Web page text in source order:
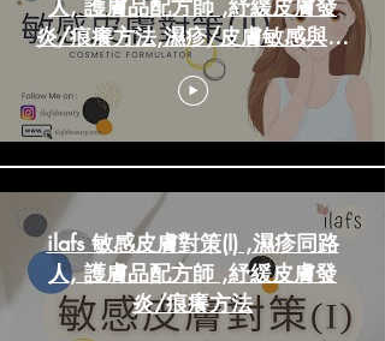
人, 護膚品配方師 ,紓緩皮膚發
炎/痕癢方法,濕疹/皮膚敏感與壓
力，非致敏原引發的皮膚炎症
ilafs 敏感皮膚對策(I) ,濕疹同路
人, 護膚品配方師 ,紓緩皮膚發
炎/痕癢方法